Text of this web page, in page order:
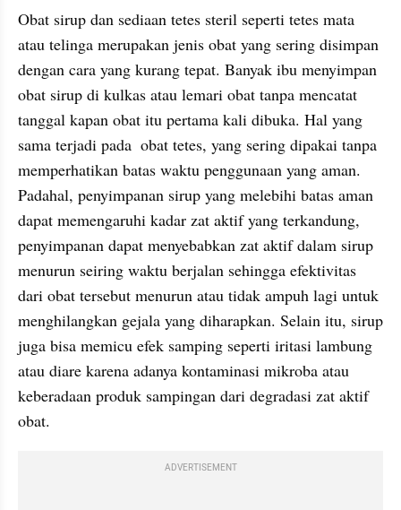
Obat sirup dan sediaan tetes steril seperti tetes mata
atau telinga merupakan jenis obat yang sering disimpan
dengan cara yang kurang tepat. Banyak ibu menyimpan
obat sirup di kulkas atau lemari obat tanpa mencatat
tanggal kapan obat itu pertama kali dibuka. Hal yang
sama terjadi pada  obat tetes, yang sering dipakai tanpa
memperhatikan batas waktu penggunaan yang aman.
Padahal, penyimpanan sirup yang melebihi batas aman
dapat memengaruhi kadar zat aktif yang terkandung,
penyimpanan dapat menyebabkan zat aktif dalam sirup
menurun seiring waktu berjalan sehingga efektivitas
dari obat tersebut menurun atau tidak ampuh lagi untuk
menghilangkan gejala yang diharapkan. Selain itu, sirup
juga bisa memicu efek samping seperti iritasi lambung
atau diare karena adanya kontaminasi mikroba atau
keberadaan produk sampingan dari degradasi zat aktif
obat.
ADVERTISEMENT